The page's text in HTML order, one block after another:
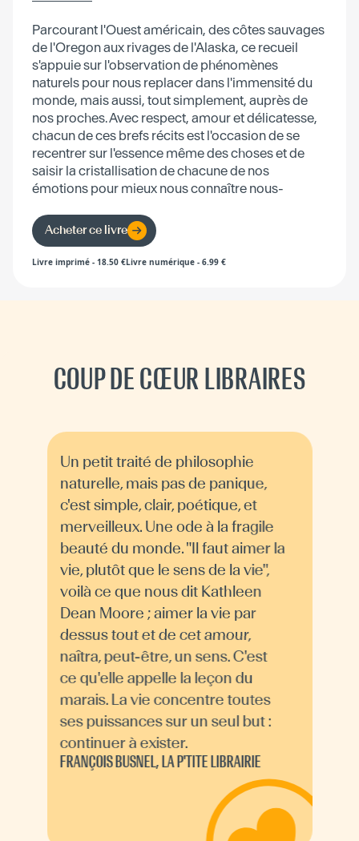
Parcourant l'Ouest américain, des côtes sauvages
de l'Oregon aux rivages de l'Alaska, ce recueil
s'appuie sur l'observation de phénomènes
naturels pour nous replacer dans l'immensité du
monde, mais aussi, tout simplement, auprès de
nos proches. Avec respect, amour et délicatesse,
chacun de ces brefs récits est l'occasion de se
recentrer sur l'essence même des choses et de
saisir la cristallisation de chacune de nos
émotions pour mieux nous connaître nous-
Acheter ce livre
Livre imprimé - 18.50 €Livre numérique - 6.99 €
COUP DE CŒUR LIBRAIRES
Un petit traité de philosophie
naturelle, mais pas de panique,
c'est simple, clair, poétique, et
merveilleux. Une ode à la fragile
beauté du monde. "Il faut aimer la
vie, plutôt que le sens de la vie",
voilà ce que nous dit Kathleen
Dean Moore ; aimer la vie par
dessus tout et de cet amour,
naîtra, peut-être, un sens. C'est
ce qu'elle appelle la leçon du
marais. La vie concentre toutes
ses puissances sur un seul but :
continuer à exister.
FRANÇOIS BUSNEL, LA P'TITE LIBRAIRIE